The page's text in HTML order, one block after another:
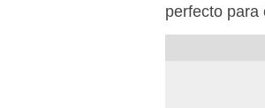
perfecto para